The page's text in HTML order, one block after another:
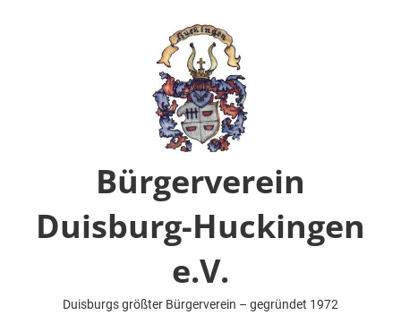
Bürgerverein
Duisburg-Huckingen
e.V.
Duisburgs größter Bürgerverein – gegründet 1972